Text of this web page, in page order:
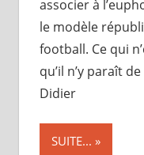
associer à
le modèle
football. Ce qui
qu’il n’y paraît
Didier
SUITE...